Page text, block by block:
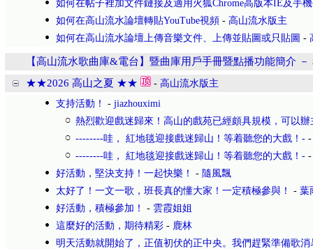
如何在帖子裡加文件鏈接及適用火狐Chrome高版本IE及手
如何在高山流水論壇轉貼YouTube視頻 - 高山流水版主
如何在高山流水論壇上傳音樂文件、上傳並貼圖或只貼圖 -
【高山流水歌曲庫&電台】暨曲庫用戶手冊暨點播功能簡介 －
★★2026 高山之夏 ★★
- 高山流水版主
支持活動！
- jiazhouximi
熱烈歡迎戲迷歸來！高山的戲苑已經頗具規模，可以
--------哇， 紅地毯迎接戲迷歸山！等着聽您的大戲！-
--------哇， 紅地毯迎接戲迷歸山！等着聽您的大戲！-
好活動，堅決支持！一起快樂！
- 隨風飄
太好了！一文一歌，班長真的懂大家！一定積極參與！
- 葉
好活動，積極參加！
- 雲霞姐姐
這麼好的活動，期待精彩 - 鹿林
明天活動就開始了，正值初伏的正中央。我們趕緊準備歌消